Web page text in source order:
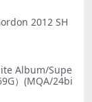
2012 SH
Album/Supe
）(MQA/24bi